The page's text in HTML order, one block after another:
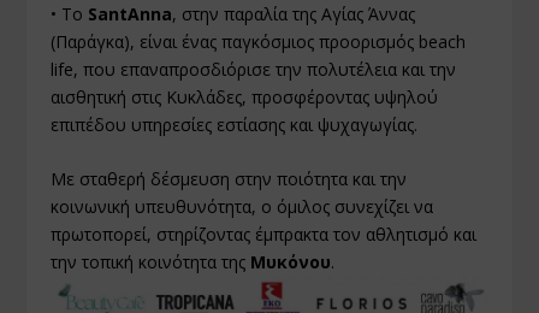
• Το SantAnna, στην παραλία της Αγίας Άννας
(Παράγκα), είναι ένας παγκόσμιος προορισμός beach
life, που επαναπροσδιόρισε την πολυτέλεια και την
αισθητική στις Κυκλάδες, προσφέροντας υψηλού
επιπέδου υπηρεσίες εστίασης και ψυχαγωγίας.
Με σταθερή δέσμευση στην ποιότητα και την
κοινωνική υπευθυνότητα, ο όμιλος συνεχίζει να
πρωτοπορεί, στηρίζοντας έμπρακτα τον αθλητισμό και
την τοπική κοινότητα της Μυκόνου.